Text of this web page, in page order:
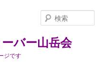
バー山岳会
ジです
索